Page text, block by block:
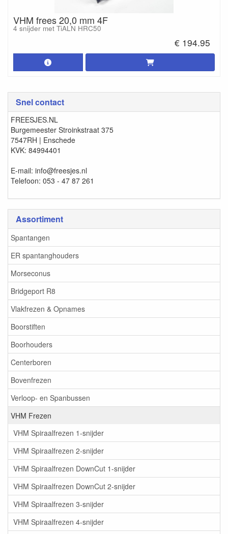
Snel contact
FREESJES.NL
Burgemeester Stroinkstraat 375
7547RH | Enschede
KVK: 84994401
E-mail: info@freesjes.nl
Telefoon: 053 - 47 87 261
Assortiment
Spantangen
ER spantanghouders
Morseconus
Bridgeport R8
Vlakfrezen & Opnames
Boorstiften
Boorhouders
Centerboren
Bovenfrezen
Verloop- en Spanbussen
VHM Frezen
VHM Spiraalfrezen 1-snijder
VHM Spiraalfrezen 2-snijder
VHM Spiraalfrezen DownCut 1-snijder
VHM Spiraalfrezen DownCut 2-snijder
VHM Spiraalfrezen 3-snijder
VHM Spiraalfrezen 4-snijder
VHM frees 20,0 mm 4F
4 snijder met TiALN HRC50
€ 194.95